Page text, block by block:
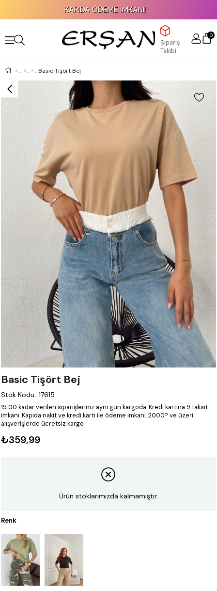
KAPIDA ÖDEME İMKANI!
Sipariş
Takibi
0
Basic Tişört Bej
Basic Tişört Bej
Stok Kodu : 17615
15:00 kadar verilen siparişleriniz aynı gün kargoda.Kredi kartına 9 taksit
imkanı.Kapıda nakit ve kredi kartı ile ödeme imkanı.2000? ve üzeri
alışverişlerde ücretsiz kargo
₺359,99
Ürün stoklarımızda kalmamıştır.
Renk